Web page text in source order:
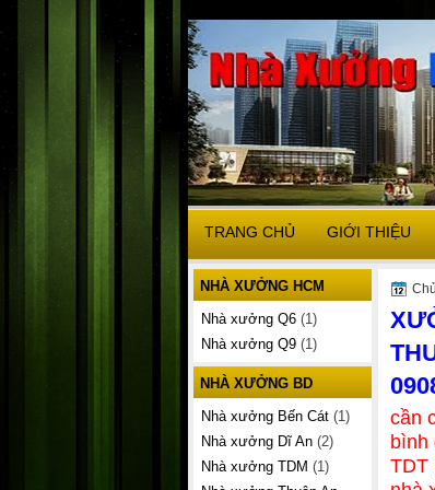
TRANG CHỦ GIỚI THIỆU
cần
bình
TDT
NHÀ XƯỞNG HCM
Nhà xưởng Q6 (1)
Nhà xưởng Q9 (1)
NHÀ XƯỞNG BD
Nhà xưởng Bến Cát (1)
Nhà xưởng Dĩ An (2)
Nhà xưởng TDM (1)